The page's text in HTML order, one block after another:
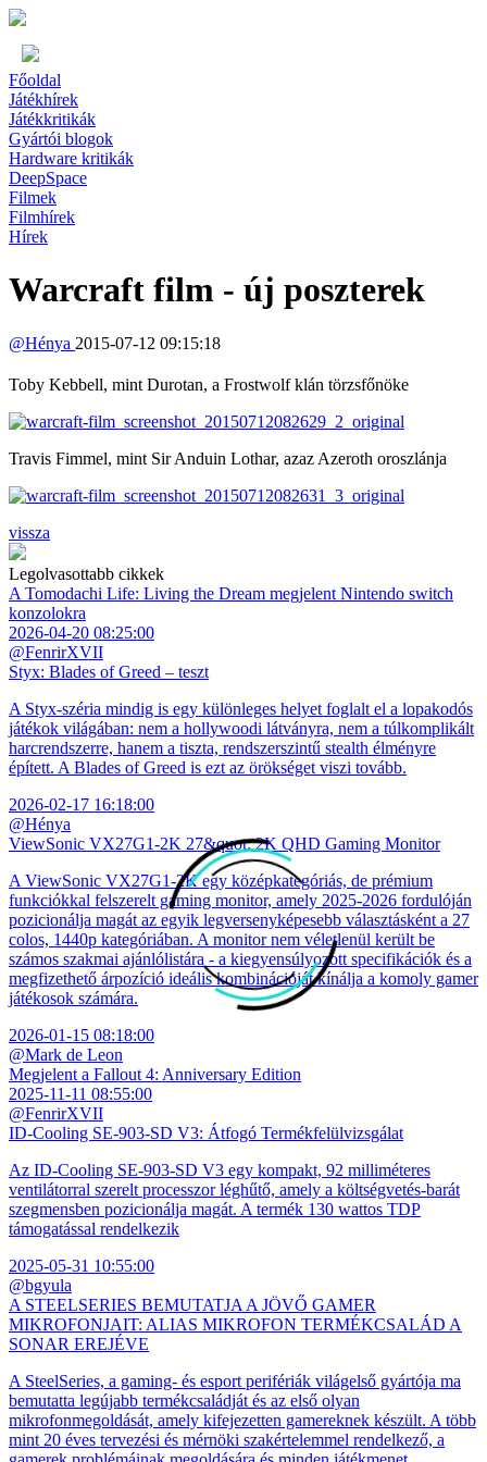
Főoldal
Játékhírek
Játékkritikák
Gyártói blogok
Hardware kritikák
DeepSpace
Filmek
Filmhírek
Hírek
Warcraft film - új poszterek
@Hénya 2015-07-12 09:15:18
Toby Kebbell, mint Durotan, a Frostwolf klán törzsfőnöke
Travis Fimmel, mint Sir Anduin Lothar, azaz Azeroth oroszlánja
vissza
Legolvasottabb cikkek
A Tomodachi Life: Living the Dream megjelent Nintendo switch
konzolokra
2026-04-20 08:25:00
@FenrirXVII
Styx: Blades of Greed – teszt
A Styx-széria mindig is egy különleges helyet foglalt el a lopakodós
játékok világában: nem a hollywoodi látványra, nem a túlkomplikált
harcrendszerre, hanem a tiszta, rendszerszintű stealth élményre
épített. A Blades of Greed is ezt az örökséget viszi tovább.
2026-02-17 16:18:00
@Hénya
ViewSonic VX27G1-2K 27&quot; 2K QHD Gaming Monitor
A ViewSonic VX27G1-2K egy középkategóriás, de prémium
funkciókkal felszerelt gaming monitor, amely 2025-2026 fordulóján
pozicionálja magát az egyik legversenyképesebb választásként a 27
colos, 1440p kategóriában. A monitor nem véletlenül került be
számos szakmai ajánlólistára - a kiegyensúlyozott specifikációk és a
megfizethető árpozíció ideális kombinációját kínálja a komoly gamer
játékosok számára.
2026-01-15 08:18:00
@Mark de Leon
Megjelent a Fallout 4: Anniversary Edition
2025-11-11 08:55:00
@FenrirXVII
ID-Cooling SE-903-SD V3: Átfogó Termékfelülvizsgálat
Az ID-Cooling SE-903-SD V3 egy kompakt, 92 milliméteres
ventilátorral szerelt processzor léghűtő, amely a költségvetés-barát
szegmensben pozicionálja magát. A termék 130 wattos TDP
támogatással rendelkezik
2025-05-31 10:55:00
@bgyula
A STEELSERIES BEMUTATJA A JÖVŐ GAMER
MIKROFONJAIT: ALIAS MIKROFON TERMÉKCSALÁD A
SONAR EREJÉVE
A SteelSeries, a gaming- és esport perifériák világelső gyártója ma
bemutatta legújabb termékcsaládját és az első olyan
mikrofonmegoldását, amely kifejezetten gamereknek készült. A több
mint 20 éves tervezési és mérnöki szakértelemmel rendelkező, a